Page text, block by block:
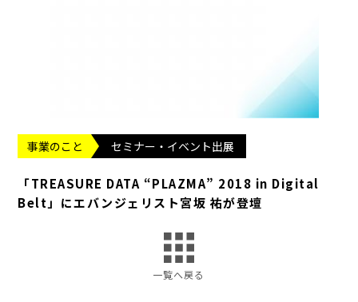
事業のこと セミナー・イベント出展
「TREASURE DATA “PLAZMA” 2018 in Digital
Belt」にエバンジェリスト宮坂 祐が登壇
一覧へ戻る